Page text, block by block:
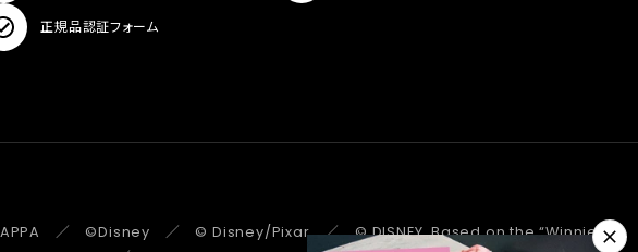
正規品認証フォーム
／ ©Disney ／ © Disney/Pixar ／ © DISNEY. Based on the “Winnie the